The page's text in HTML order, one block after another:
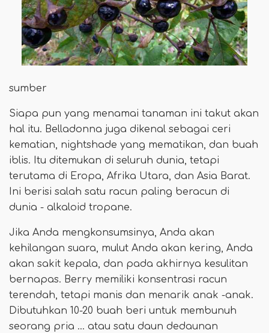
sumber
Siapa pun yang menamai tanaman ini takut akan
hal itu. Belladonna juga dikenal sebagai ceri
kematian, nightshade yang mematikan, dan buah
iblis. Itu ditemukan di seluruh dunia, tetapi
terutama di Eropa, Afrika Utara, dan Asia Barat.
Ini berisi salah satu racun paling beracun di
dunia - alkaloid tropane.
Jika Anda mengkonsumsinya, Anda akan
kehilangan suara, mulut Anda akan kering, Anda
akan sakit kepala, dan pada akhirnya kesulitan
bernapas. Berry memiliki konsentrasi racun
terendah, tetapi manis dan menarik anak -anak.
Dibutuhkan 10-20 buah beri untuk membunuh
seorang pria ... atau satu daun dedaunan